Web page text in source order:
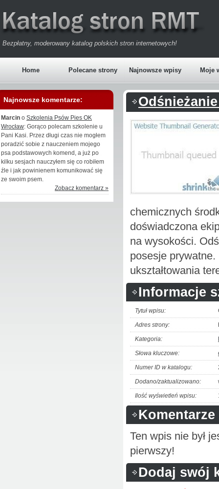
Bezpłatny, moderowany katalog polskich stron internetowych!
Home Polecane strony Najnowsze wpisy Moje
chemicznych
doświadczona
na wysokości.
posesje
ukształtowania
Informacje
Tytuł wpisu:
Adres strony:
Kategoria:
Słowa kluczowe:
Numer ID w katalogu:
Dodano/zaktualizowano:
Ilość wyświetleń wpisu:
Ten wpis nie był
pierwszy!
Dodaj swój
Najnowsze komentarze:
Marcin o Szkolenia Psów Pies OK
Wrocław: Gorąco polecam szkolenie u
Pani Kasi. Przez długi czas nie mogłem
poradzić sobie z nauczeniem mojego
psa podstawowych komend, a już po
kilku sesjach nauczyłem się co robiłem
źle i jak powinienem komunikować się
ze swoim psem.
Zobacz komentarz »